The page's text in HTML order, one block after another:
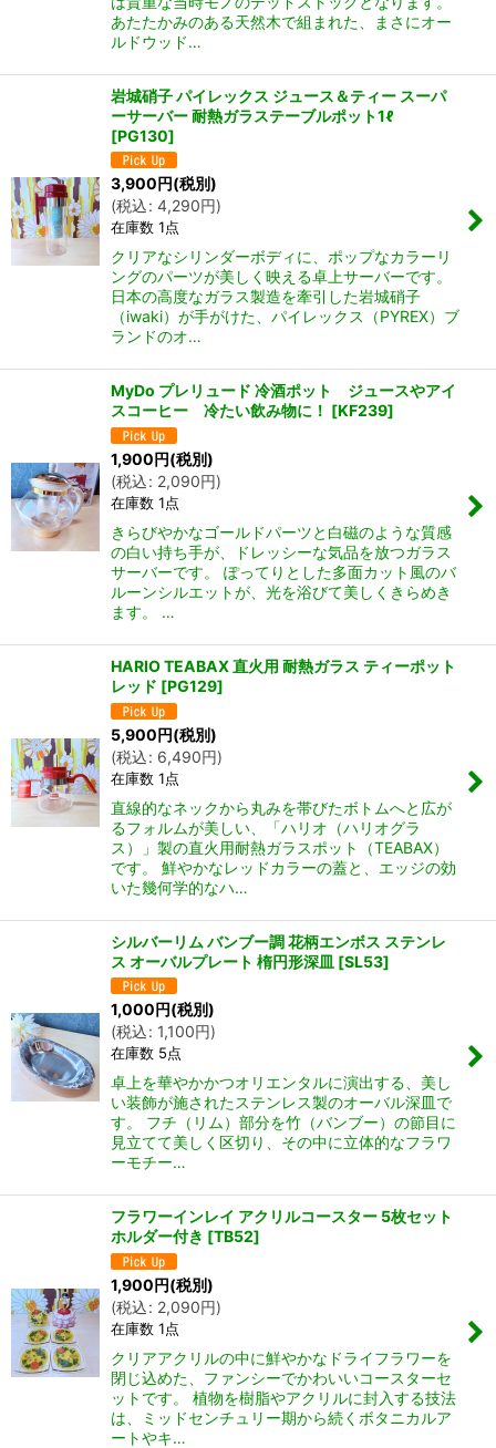
あたたかみのある天然木で組まれた、まさにオー
ルドウッド…
岩城硝子 パイレックス ジュース＆ティー スーパ
ーサーバー 耐熱ガラステーブルポット1ℓ
[PG130]
3,900円(税別)
(税込: 4,290円)
在庫数 1点
クリアなシリンダーボディに、ポップなカラーリ
ングのパーツが美しく映える卓上サーバーです。
日本の高度なガラス製造を牽引した岩城硝子
（iwaki）が手がけた、パイレックス（PYREX）ブ
ランドのオ…
MyDo プレリュード 冷酒ポット ジュースやアイ
スコーヒー 冷たい飲み物に！ [KF239]
1,900円(税別)
(税込: 2,090円)
在庫数 1点
きらびやかなゴールドパーツと白磁のような質感
の白い持ち手が、ドレッシーな気品を放つガラス
サーバーです。 ぽってりとした多面カット風のバ
ルーンシルエットが、光を浴びて美しくきらめき
ます。 …
HARIO TEABAX 直火用 耐熱ガラス ティーポット
レッド [PG129]
5,900円(税別)
(税込: 6,490円)
在庫数 1点
直線的なネックから丸みを帯びたボトムへと広が
るフォルムが美しい、「ハリオ（ハリオグラ
ス）」製の直火用耐熱ガラスポット（TEABAX）
です。 鮮やかなレッドカラーの蓋と、エッジの効
いた幾何学的なハ…
シルバーリム バンブー調 花柄エンボス ステンレ
ス オーバルプレート 楕円形深皿 [SL53]
1,000円(税別)
(税込: 1,100円)
在庫数 5点
卓上を華やかかつオリエンタルに演出する、美し
い装飾が施されたステンレス製のオーバル深皿で
す。 フチ（リム）部分を竹（バンブー）の節目に
見立てて美しく区切り、その中に立体的なフラワ
ーモチー…
フラワーインレイ アクリルコースター 5枚セット
ホルダー付き [TB52]
1,900円(税別)
(税込: 2,090円)
在庫数 1点
クリアアクリルの中に鮮やかなドライフラワーを
閉じ込めた、ファンシーでかわいいコースターセ
ットです。 植物を樹脂やアクリルに封入する技法
は、ミッドセンチュリー期から続くボタニカルア
ートやキ…